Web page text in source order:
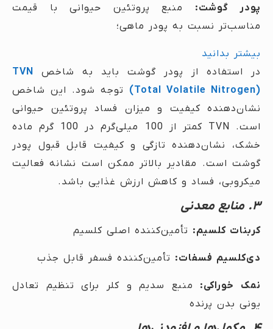
پودر گوشت: منبع پروتئین حیوانی با قیمت
مناسب‌تر نسبت به پودر ماهی؛
بیشتر بدانید
در استفاده از پودر گوشت باید به شاخص TVN
(Total Volatile Nitrogen) توجه شود. این شاخص
نشان‌دهنده کیفیت و میزان فساد پروتئین حیوانی
است. TVN کمتر از 100 میلی‌گرم در 100 گرم ماده
خشک، نشان‌دهنده تازگی و کیفیت قابل قبول پودر
گوشت است. مقادیر بالاتر ممکن است نشانه فعالیت
میکروبی، فساد و کاهش ارزش غذایی باشد.
۳. منابع معدنی
کربنات کلسیم: تأمین‌کننده اصلی کلسیم
دی‌کلسیم فسفات: تأمین‌کننده فسفر قابل جذب
نمک خوراکی: منبع سدیم و کلر برای تنظیم تعادل
یونی بدن پرنده